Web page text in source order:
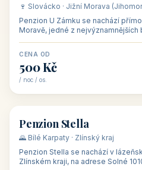
🍷 Slovácko · Jižní Morava
Penzion U Zámku se nachází
Moravě, jedné z nejvýznamnějších
CENA OD
500 Kč
/ noc / os.
🏡 penzion
Penzion Stella
🌄 Bílé Karpaty · Zlínský kraj
Penzion Stella se nachází v
Zlínském kraji, na adrese Solné